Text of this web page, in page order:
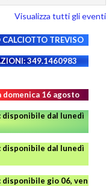
Visualizza tutti gli eventi
CALCIOTTO TREVISO
349.1460983
domenica 16 agosto
disponibile dal lunedì
disponibile dal lunedì
disponibile gio 06, ven